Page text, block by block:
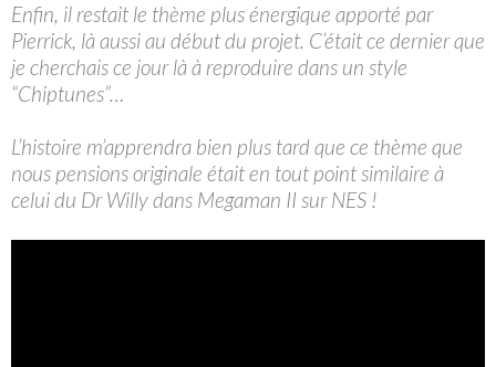
Enfin, il restait le thème plus énergique apporté par
Pierrick, là aussi au début du projet. C’était ce dernier que
je cherchais ce jour là à reproduire dans un style
“Chiptunes”…
L’histoire m’apprendra bien plus tard que ce thème que
nous pensions originale était en tout point similaire à
celui du Dr Willy dans Megaman II sur NES !